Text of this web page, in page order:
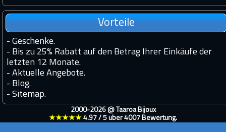
Vorteile
- Geschenke.
- Bis zu 25% Rabatt auf den Betrag Ihrer Einkäufe der
letzten 12 Monate.
- Aktuelle Angebote.
- Blog.
- Sitemap.
2000-2026 @ Taaroa Bijoux
★★★★★ 4.97 / 5 über 4007 Bewertung.